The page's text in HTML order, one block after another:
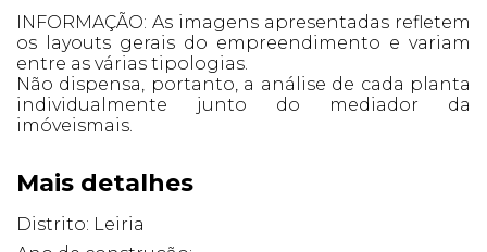
INFORMAÇÃO: As imagens apresentadas refletem
os layouts gerais do empreendimento e variam
entre as várias tipologias.
Não dispensa, portanto, a análise de cada planta
individualmente junto do mediador da
imóveismais.
Mais detalhes
Distrito: Leiria